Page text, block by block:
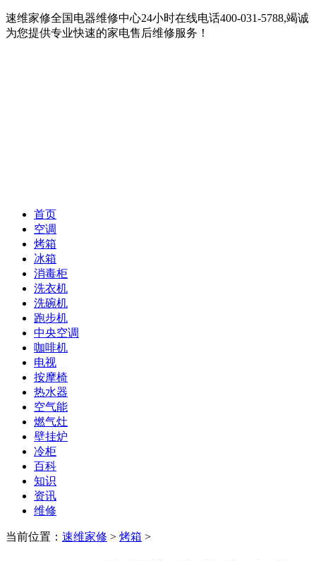
速维家修全国电器维修中心24小时在线电话400-031-5788,竭诚
为您提供专业快速的家电售后维修服务！
首页
空调
烤箱
冰箱
消毒柜
洗衣机
洗碗机
跑步机
中央空调
咖啡机
电视
按摩椅
热水器
空气能
燃气灶
壁挂炉
冷柜
百科
知识
资讯
维修
当前位置： 速维家修 > 烤箱 >